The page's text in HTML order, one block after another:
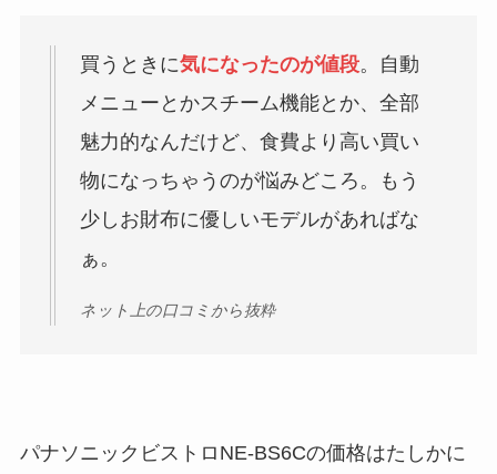
買うときに気になったのが値段。自動
メニューとかスチーム機能とか、全部
魅力的なんだけど、食費より高い買い
物になっちゃうのが悩みどころ。もう
少しお財布に優しいモデルがあればな
ぁ。
ネット上の口コミから抜粋
パナソニックビストロNE-BS6Cの価格はたしかに